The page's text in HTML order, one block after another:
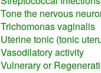
Tone the nervous
Trichomonas vaginalis
Uterine tonic (tonic
Vasodilatory activity
Vulnerary or